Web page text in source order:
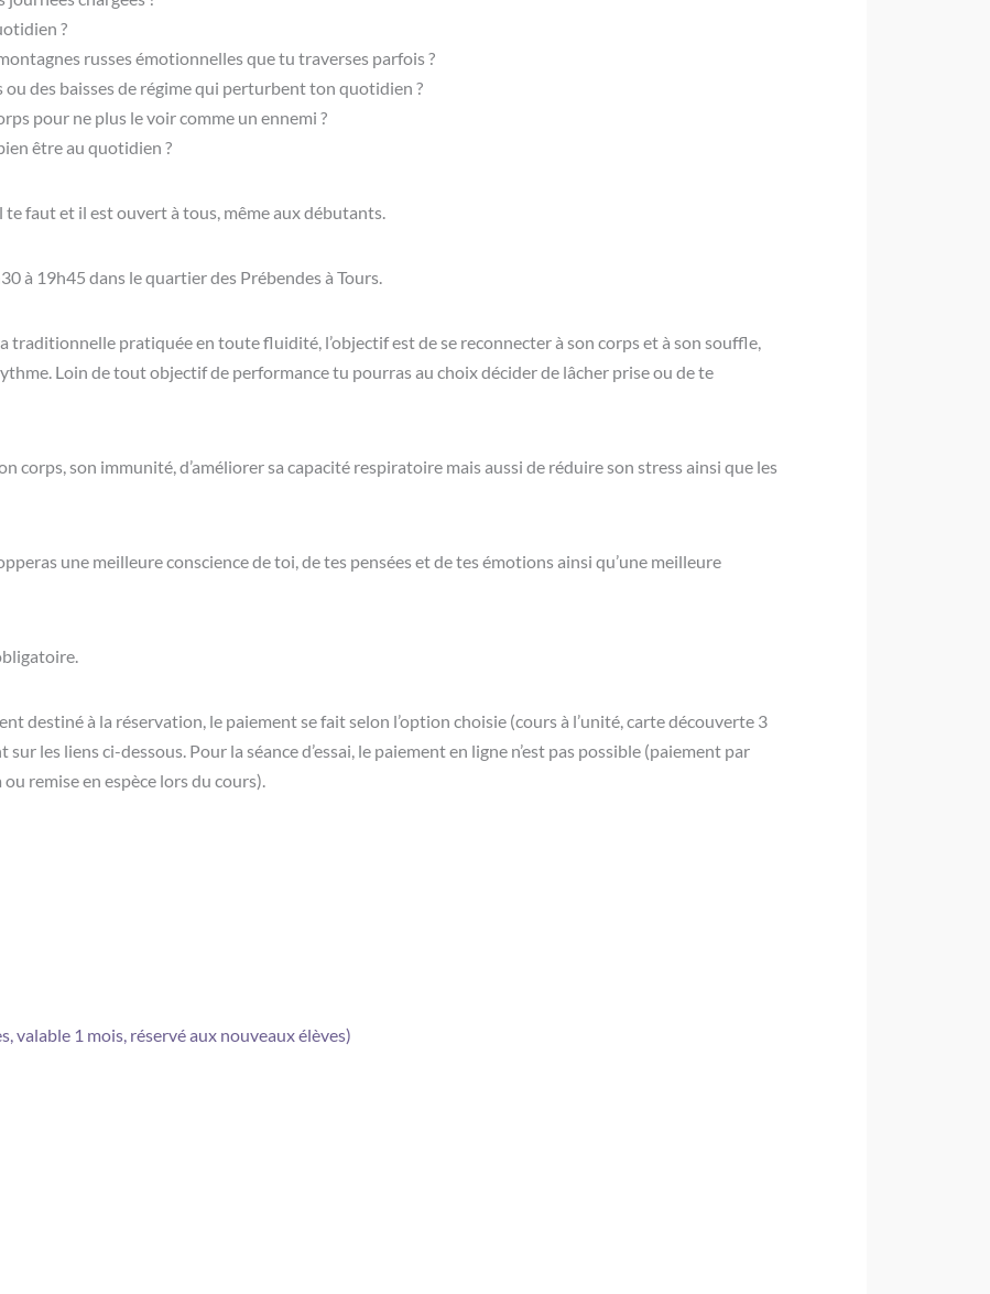
?
russes émotionnelles que tu traverses parfois ?
des baisses de régime qui perturbent ton quotidien ?
pour ne plus le voir comme un ennemi ?
être au quotidien ?
te faut et il est ouvert à tous, même aux débutants.
à 19h45 dans le quartier des Prébendes à Tours.
traditionnelle pratiquée en toute fluidité, l’objectif est de se reconnecter à son corps et à son souffle,
Loin de tout objectif de performance tu pourras au choix décider de lâcher prise ou de te
corps, son immunité, d’améliorer sa capacité respiratoire mais aussi de réduire son stress ainsi que les
une meilleure conscience de toi, de tes pensées et de tes émotions ainsi qu’une meilleure
destiné à la réservation, le paiement se fait selon l’option choisie (cours à l’unité, carte découverte 3
les liens ci-dessous. Pour la séance d’essai, le paiement en ligne n’est pas possible (paiement par
remise en espèce lors du cours).
valable 1 mois, réservé aux nouveaux élèves)